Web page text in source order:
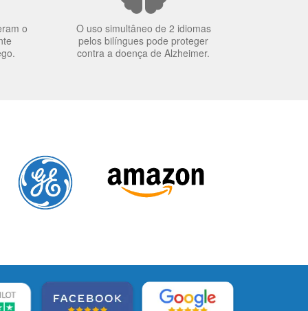
o
O uso simultâneo de 2 idiomas
pelos bilíngues pode proteger
contra a doença de Alzheimer.